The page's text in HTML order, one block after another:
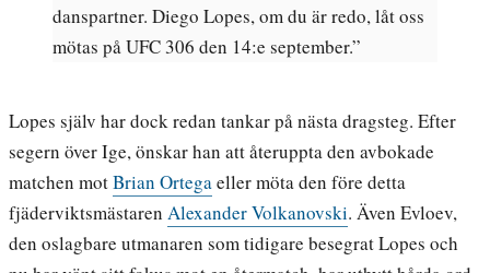
danspartner. Diego Lopes, om du är redo, låt oss
mötas på UFC 306 den 14:e september.”
Lopes själv har dock redan tankar på nästa dragsteg. Efter
segern över Ige, önskar han att återuppta den avbokade
matchen motBrian Ortegaeller möta den före detta
fjäderviktsmästaren Alexander Volkanovski. Även Evloev,
den oslagbare utmanaren som tidigare besegrat Lopes och